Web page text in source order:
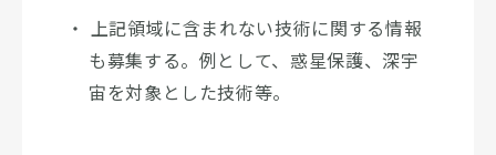
上記領域に含まれない技術に関する情報
も募集する。例として、惑星保護、深宇
宙を対象とした技術等。